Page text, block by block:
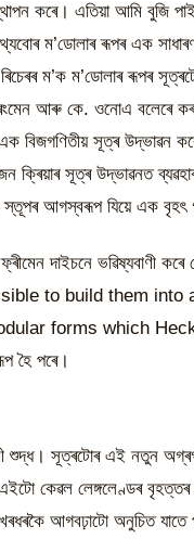
কৰে। এতিয়া আমি বুজি
ম’ডোলাৰ ৰূপৰ এক
ম’ক ম’ডোলাৰ ৰূপৰ
আৰু কে. ওনোএ বলেৰে
এক বিজগণিতীয় সূত্ৰ
ক্ৰিয়াৰ সূত্ৰ উদ্ভাৱনত
স্তূপৰ আগস্বৰূপ যিয়ে এক বৃহৎ
দাইচনে ভৱিষ্যবাণী
to build them
forms which
হৈ পৰে।
শুদ্ধ। সূত্ৰটোৰ এই নতুন
কেৱল লেঙ্গলেণ্ডৰ
আগবঢ়াটো অনুচিত যাতে